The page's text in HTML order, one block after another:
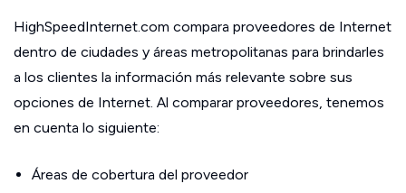
HighSpeedInternet.com compara proveedores de Internet
dentro de ciudades y áreas metropolitanas para brindarles
a los clientes la información más relevante sobre sus
opciones de Internet. Al comparar proveedores, tenemos
en cuenta lo siguiente:
Áreas de cobertura del proveedor